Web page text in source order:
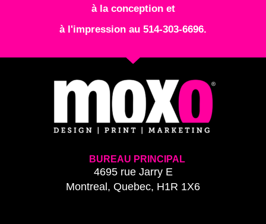
à la conception et
à l'impression au 514-303-6696.
BUREAU PRINCIPAL
4695 rue Jarry E
Montreal, Quebec, H1R 1X6